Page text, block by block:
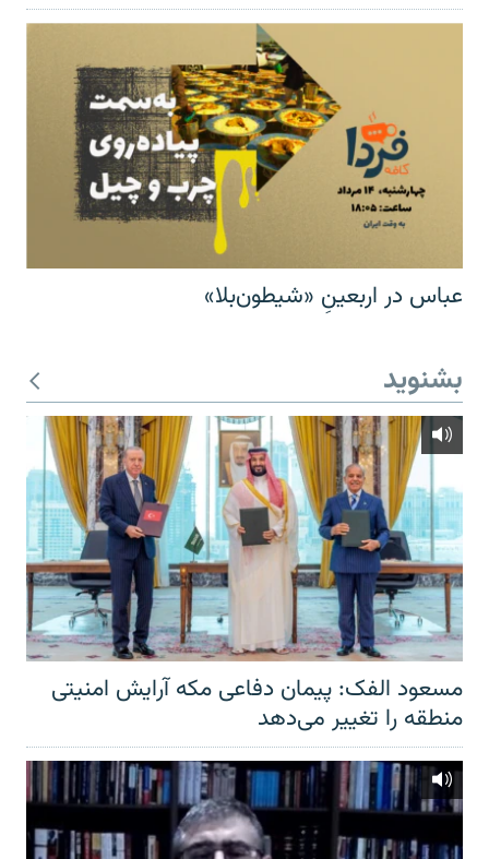
عباس در اربعینِ «شیطون‌بلا»
بشنوید
مسعود الفک: پیمان دفاعی مکه آرایش امنیتی
منطقه را تغییر می‌دهد